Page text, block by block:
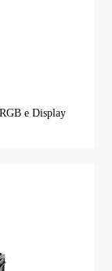
e Display